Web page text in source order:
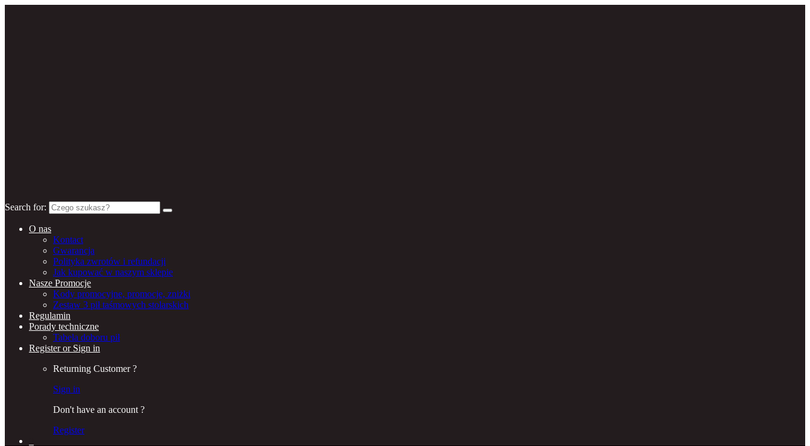
Search for:
O nas
Kontact
Gwarancja
Polityka zwrotów i refundacji
Jak kupować w naszym sklepie
Nasze Promocje
Kody promocyjne, promocje, zniżki
Zestaw 3 pił taśmowych stolarskich
Regulamin
Porady techniczne
Tabela doboru pił
Register or Sign in
Returning Customer ?
Sign in
Don't have an account ?
Register